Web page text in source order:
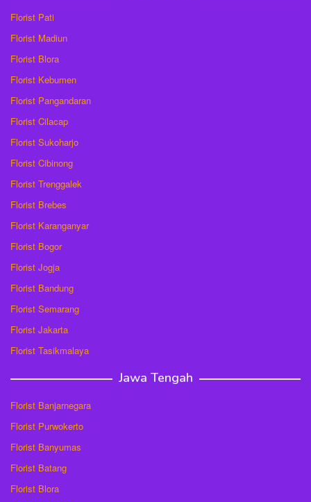
Florist Pati
Florist Madiun
Florist Blora
Florist Kebumen
Florist Pangandaran
Florist Cilacap
Florist Sukoharjo
Florist Cibinong
Florist Trenggalek
Florist Brebes
Florist Karanganyar
Florist Bogor
Florist Jogja
Florist Bandung
Florist Semarang
Florist Jakarta
Florist Tasikmalaya
Jawa Tengah
Florist Banjarnegara
Florist Purwokerto
Florist Banyumas
Florist Batang
Florist Blora